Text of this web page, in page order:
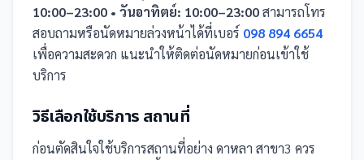
10:00–23:00 • วันอาทิตย์: 10:00–23:00สามารถโทร
สอบถามหรือนัดหมายล่วงหน้าได้ที่เบอร์ 098 894 6654
เพื่อความสะดวก แนะนำให้ติดต่อนัดหมายก่อนเข้าใช้
บริการ
วิธีเลือกใช้บริการ สถานที่
ก่อนตัดสินใจใช้บริการสถานที่อย่าง ดาหลา สาขา3 ควร